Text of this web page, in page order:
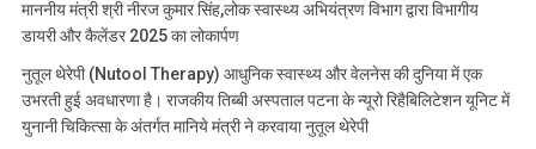
माननीय मंत्री श्री नीरज कुमार सिंह,लोक स्वास्थ्य अभियंत्रण विभाग द्वारा विभागीय
डायरी और कैलेंडर 2025 का लोकार्पण
नुतूल थेरेपी (Nutool Therapy) आधुनिक स्वास्थ्य और वेलनेस की दुनिया में एक
उभरती हुई अवधारणा है। राजकीय तिब्बी अस्पताल पटना के न्यूरो रिहैबिलिटेशन यूनिट में
युनानी चिकित्सा के अंतर्गत मानिये मंत्री ने करवाया नुतूल थेरेपी